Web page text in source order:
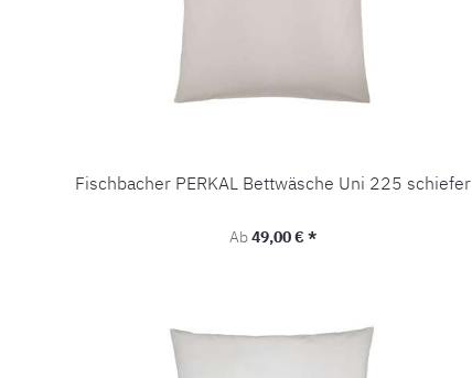
Fischbacher PERKAL Bettwäsche Uni 225 schiefer
Regulärer Preis:
Ab49,00 € *